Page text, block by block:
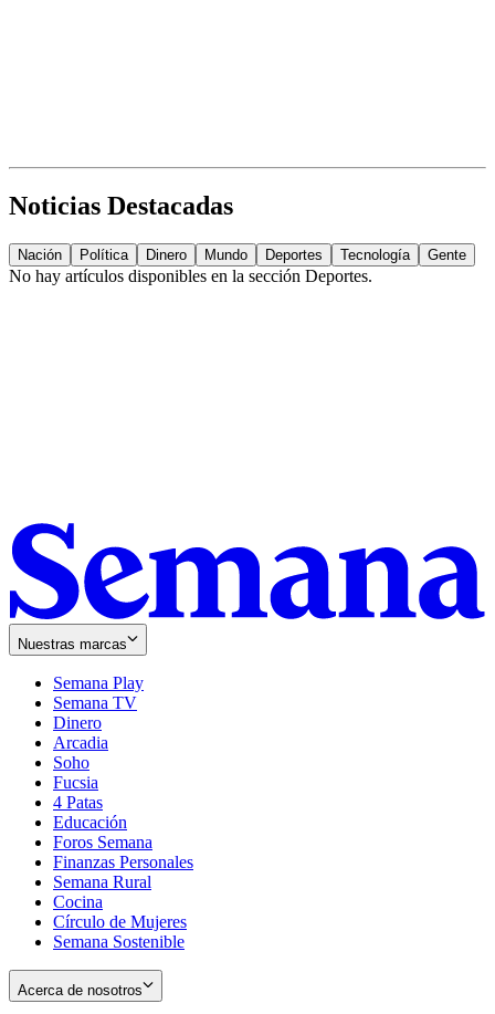
Noticias Destacadas
Nación Política Dinero Mundo Deportes Tecnología Gente
No hay artículos disponibles en la sección Deportes.
Nuestras marcas
Semana Play
Semana TV
Dinero
Arcadia
Soho
in
new
window
Fucsia
in
new
window
4 Patas
Educación
Foros Semana
Finanzas Personales
Semana Rural
Cocina
Círculo de Mujeres
Semana Sostenible
Acerca de nosotros